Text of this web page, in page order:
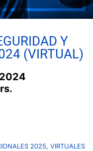
Y
(VIRTUAL)
2025, VIRTUALES